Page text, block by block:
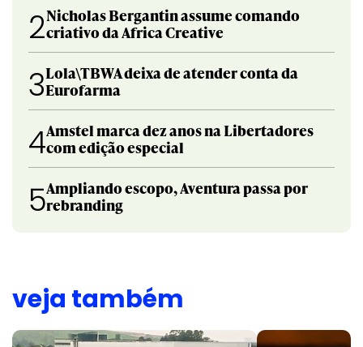
2Nicholas Bergantin assume comando
criativo da Africa Creative
3Lola\TBWA deixa de atender conta da
Eurofarma
4Amstel marca dez anos na Libertadores
com edição especial
5Ampliando escopo, Aventura passa por
rebranding
veja também